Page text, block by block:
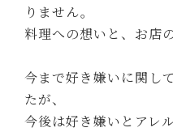
りません。
料理への想いと、お店
今まで好き嫌いに関し
たが、
今後は好き嫌いとアレ